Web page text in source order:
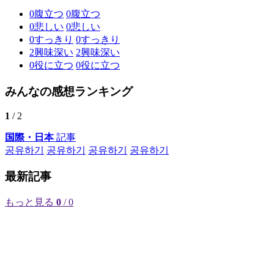
0腹立つ 0腹立つ
0悲しい 0悲しい
0すっきり 0すっきり
2興味深い 2興味深い
0役に立つ 0役に立つ
みんなの感想ランキング
1 / 2
国際・日本記事
공유하기
공유하기 공유하기 공유하기
最新記事
もっと見る 0 / 0